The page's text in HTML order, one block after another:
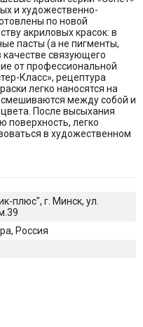
и художественно-
по новой
акриловых красок: в
пасты (а не пигменты,
связующего
от профессиональной
Класс», рецептура
легко наносятся на
смешиваются между собой и
После высыхания
поверхность, легко
в художественном
плюс", г. Минск, ул.
Россия